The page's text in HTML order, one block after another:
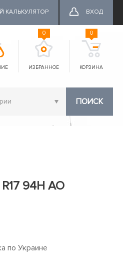
КАЛЬКУЛЯТОР ВХОД
ИЗБРАННОЕ
0
КОРЗИНА
0
ПОИСК
94H AO
по Украине